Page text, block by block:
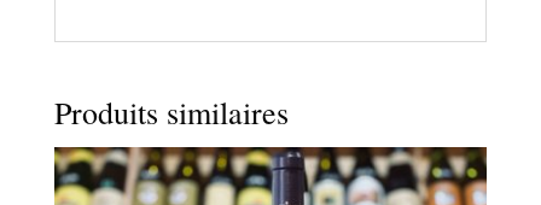
Produits similaires